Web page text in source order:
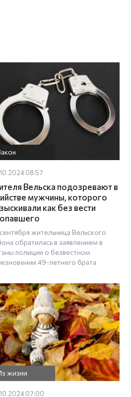
08:57
Вельска подозревают в
мужчины, которого
как без вести
жительница Вельского
обратилась в заявлением в
полиции о безвестном
49-летнего брата
жизни
07:00